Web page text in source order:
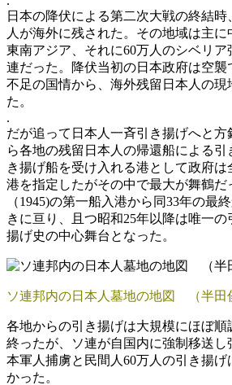
日本の降伏による第二次大戦の終結時
人が海外に残された。その地域は主に
東南アジア、それに60万人のシベリア
連だった。降伏当初の日本政府は空
不足の国情から、海外残留日本人の現
た。
.
だが追って日本人一斉引き揚げへと方
ら各地の残留日本人の帰還船による引
き揚げ船を受け入れる港として政府
港を指定したがその中で最大が舞鶴だ
（1945)の第一船入港から同33年の最
きに亘り、且つ昭和25年以降は唯一の
揚げ史の中心舞台となった。
ソ連邦内の日本人墓地の地図 （半田
各地からの引き揚げは大規模にほぼ
終ったが、ソ連が自国内に強制移送し
本軍人捕虜と民間人60万人の引き揚
かった。